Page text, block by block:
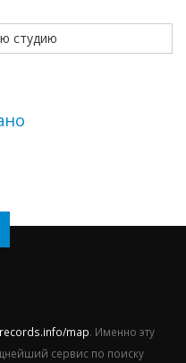
студию
map. Именно эту
сервис по поиску